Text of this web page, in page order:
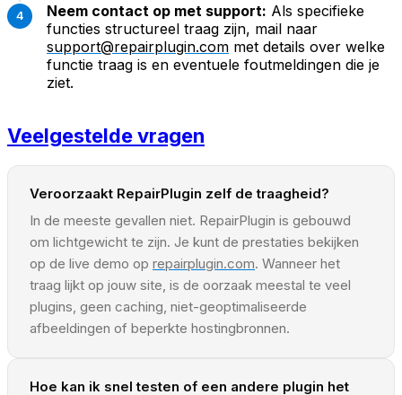
Neem contact op met support: Als specifieke
functies structureel traag zijn, mail naar
support@repairplugin.com met details over welke
functie traag is en eventuele foutmeldingen die je
ziet.
Veelgestelde vragen
Veroorzaakt RepairPlugin zelf de traagheid?
In de meeste gevallen niet. RepairPlugin is gebouwd
om lichtgewicht te zijn. Je kunt de prestaties bekijken
op de live demo op repairplugin.com. Wanneer het
traag lijkt op jouw site, is de oorzaak meestal te veel
plugins, geen caching, niet-geoptimaliseerde
afbeeldingen of beperkte hostingbronnen.
Hoe kan ik snel testen of een andere plugin het